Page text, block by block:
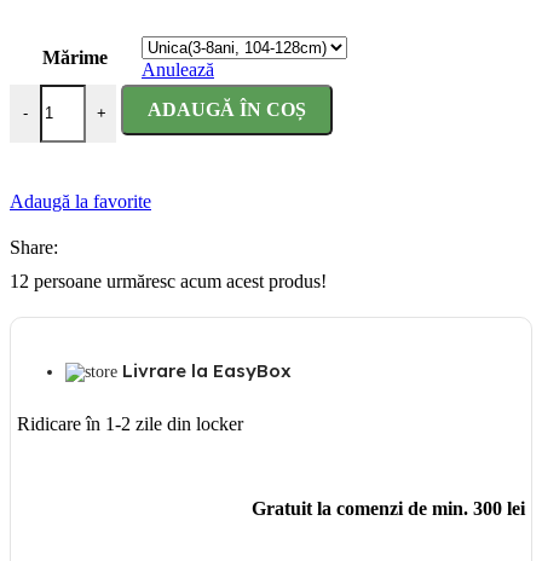
Mărime
Anulează
-
Cantitate Costum serbare copii Capsuna
+ ADAUGĂ ÎN COȘ
Adaugă la favorite
Share:
12 persoane urmăresc acum acest produs!
Livrare la EasyBox
Ridicare în 1-2 zile din locker
Gratuit la comenzi de min. 300 lei